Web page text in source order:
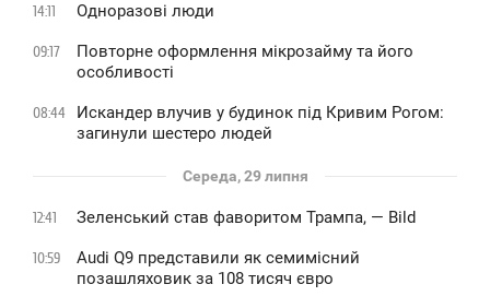
14:11 Одноразові люди
09:17
Повторне оформлення мікрозайму та його
особливості
08:44
Искандер влучив у будинок під Кривим Рогом:
загинули шестеро людей
Середа, 29 липня
12:41 Зеленський став фаворитом Трампа, — Bild
10:59
Audi Q9 представили як семимісний
позашляховик за 108 тисяч євро